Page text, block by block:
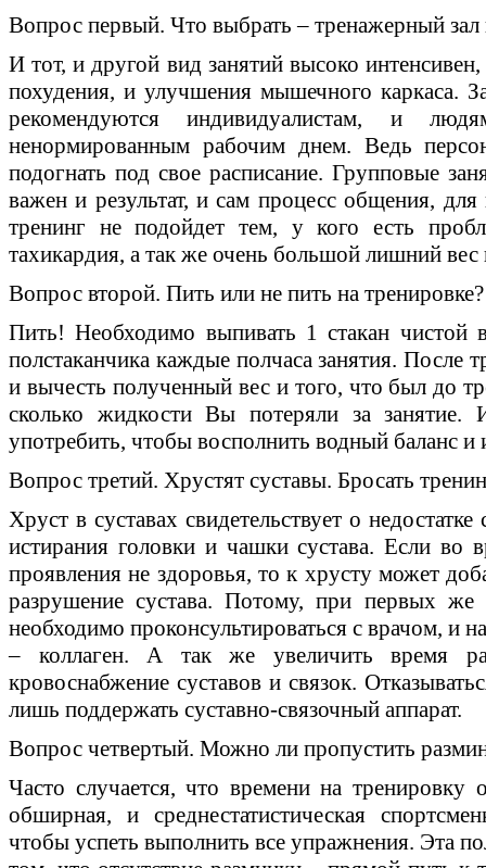
Вопрос первый. Что выбрать – тренажерный
И тот, и другой вид занятий высоко
похудения, и улучшения мышечного каркаса.
рекомендуются индивидуалистам, и
ненормированным рабочим днем. Ведь
подогнать под свое расписание. Групповые
важен и результат, и сам процесс общения,
тренинг не подойдет тем, у кого есть
тахикардия, а так же очень большой лишний вес
Вопрос второй. Пить или не пить на тренировке?
Пить! Необходимо выпивать 1 стакан чистой
полстаканчика каждые полчаса занятия. После
и вычесть полученный вес и того, что был до
сколько жидкости Вы потеряли за занятие.
употребить, чтобы восполнить водный баланс и
Вопрос третий. Хрустят суставы. Бросать
Хруст в суставах свидетельствует о
истирания головки и чашки сустава. Если во
проявления не здоровья, то к хрусту может
разрушение сустава. Потому, при первых
необходимо проконсультироваться с врачом, и
– коллаген. А так же увеличить время
кровоснабжение суставов и связок.
лишь поддержать суставно-связочный аппарат.
Вопрос четвертый. Можно ли пропустить
Часто случается, что времени на тренировку
обширная, и среднестатистическая
чтобы успеть выполнить все упражнения. Эта